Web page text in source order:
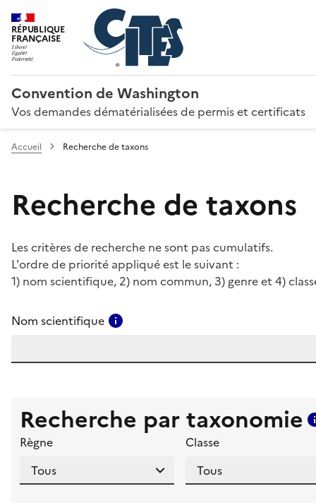
RÉPUBLIQUE
FRANÇAISE
Convention de Washington
Vos demandes dématérialisées de permis et certificats
Accueil Recherche de taxons
Recherche de taxons
Les critères de recherche ne sont pas cumulatifs.
L'ordre de priorité appliqué est le suivant :
1) nom scientifique, 2) nom commun, 3) genre et 4)
Nom scientifique
Recherche par taxonomie
Règne Classe